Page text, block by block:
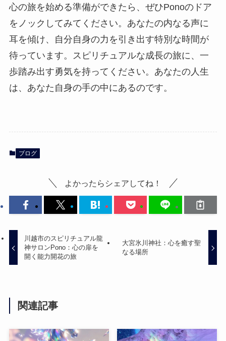
心の旅を始める準備ができたら、ぜひPonoのドア
をノックしてみてください。あなたの内なる声に
耳を傾け、自分自身の力を引き出す特別な時間が
待っています。スピリチュアルな成長の旅に、一
歩踏み出す勇気を持ってください。あなたの人生
は、あなた自身の手の中にあるのです。
ブログ
よかったらシェアしてね！
川越市のスピリチュアル龍
神サロンPono：心の扉を
開く能力開花の旅
大宮氷川神社：心を癒す聖
なる場所
関連記事